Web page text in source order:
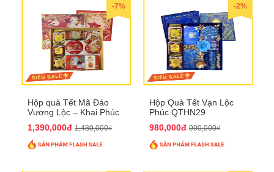
-7%
Hộp quà Tết Mã Đáo
Vương Lộc – Khai Phúc
1,390,000đ 1,480,000₫
-2%
Hộp Quà Tết Vạn Lộc
Phúc QTHN29
980,000đ 990,000₫